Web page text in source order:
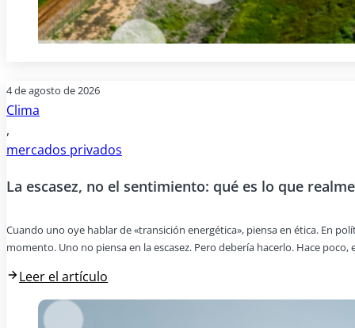
4 de agosto de 2026
Clima
,
mercados privados
La escasez, no el sentimiento: qué es lo que
Cuando uno oye hablar de «transición energética», piensa en ética. En
momento. Uno no piensa en la escasez. Pero debería hacerlo. Hace
Leer el artículo